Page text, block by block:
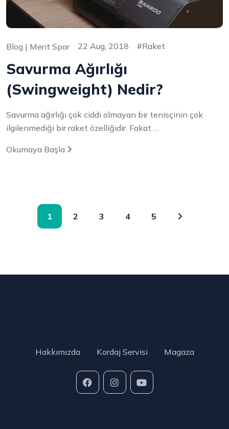
Blog | Merit Spor 22 Aug, 2018 Raket
Savurma Ağırlığı
(Swingweight) Nedir?
Savurma ağırlığı çok ciddi olmayan bir tenisçinin çok
ilgilenmediği bir raket özelliğidir. Fakat …
Okumaya Başla
1 2 3 4 5
Hakkımızda Kordaj Servisi Magaza